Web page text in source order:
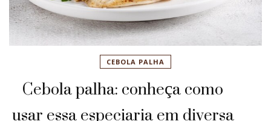
CEBOLA PALHA
Cebola palha: conheça como